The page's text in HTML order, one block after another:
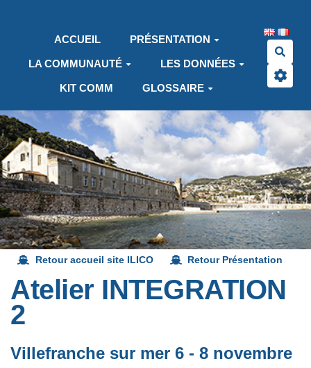
ACCUEIL
PRÉSENTATION
LA COMMUNAUTÉ LES DONNÉES
KIT COMM GLOSSAIRE
Retour accueil site ILICO Retour Présentation
Atelier INTEGRATION
2
Villefranche sur mer 6 - 8 novembre